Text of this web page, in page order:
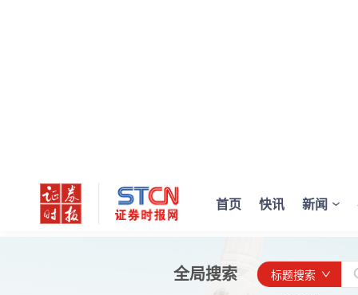
首页 快讯 新闻
全局搜索
标题搜索